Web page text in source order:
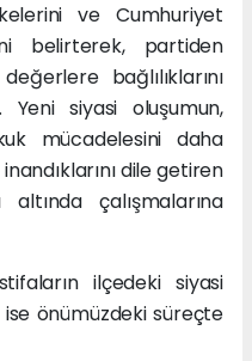
ve Cumhuriyet
belirterek, partiden
bağlılıklarını
siyasi oluşumun,
mücadelesini daha
dile getiren
çalışmalarına
ilçedeki siyasi
önümüzdeki süreçte